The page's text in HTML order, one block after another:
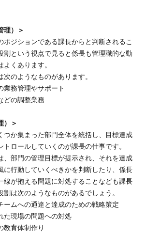
理）＞
ポジションである課長からと判断されるこ
割という視点で見ると係長も管理職的な動
くあります。
のようなものがあります。
業務管理やサポート
どの調整業務
）＞
つか集まった部門全体を統括し、目標達成
トロールしていくのが課長の仕事です。
、部門の管理目標が提示され、それを達成
に行動していくべきかを判断したり、係長
線が抱える問題に対処することなども課長
は次のようなものがあるでしょう。
ームへの通達と達成のための戦略策定
た現場の問題への対処
教育体制作り